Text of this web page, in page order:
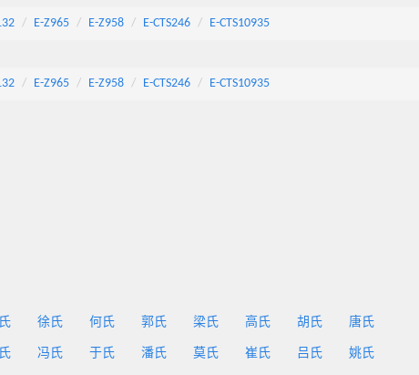
E-Z965 E-Z958 E-CTS246 E-CTS10935
E-Z965 E-Z958 E-CTS246 E-CTS10935
徐氏 何氏 郭氏 梁氏 高氏 胡氏 唐氏
冯氏 于氏 潘氏 莫氏 崔氏 吕氏 姚氏